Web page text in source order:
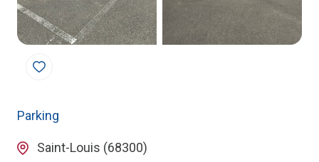
Parking
Saint-Louis (68300)